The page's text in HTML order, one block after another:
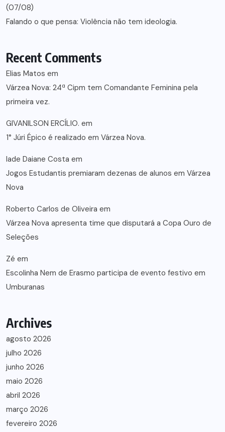
(07/08)
Falando o que pensa: Violência não tem ideologia.
Recent Comments
Elias Matos em
Várzea Nova: 24ª Cipm tem Comandante Feminina pela
primeira vez.
GIVANILSON ERCÍLIO. em
1° Júri Épico é realizado em Várzea Nova.
lade Daiane Costa em
Jogos Estudantis premiaram dezenas de alunos em Várzea
Nova
Roberto Carlos de Oliveira em
Várzea Nova apresenta time que disputará a Copa Ouro de
Seleções
Zé em
Escolinha Nem de Erasmo participa de evento festivo em
Umburanas
Archives
agosto 2026
julho 2026
junho 2026
maio 2026
abril 2026
março 2026
fevereiro 2026